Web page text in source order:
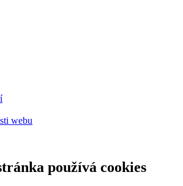
webu
používá cookies